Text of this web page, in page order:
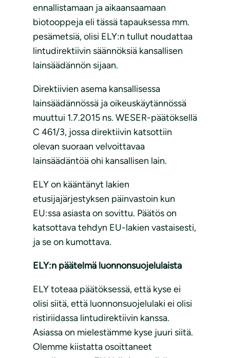
ennallistamaan ja aikaansaamaan
biotooppeja eli tässä tapauksessa mm.
pesämetsiä, olisi ELY:n tullut noudattaa
lintudirektiivin säännöksiä kansallisen
lainsäädännön sijaan.
Direktiivien asema kansallisessa
lainsäädännössä ja oikeuskäytännössä
muuttui 1.7.2015 ns. WESER-päätöksellä
C 461/3, jossa direktiivin katsottiin
olevan suoraan velvoittavaa
lainsäädäntöä ohi kansallisen lain.
ELY on kääntänyt lakien
etusijajärjestyksen päinvastoin kun
EU:ssa asiasta on sovittu. Päätös on
katsottava tehdyn EU-lakien vastaisesti,
ja se on kumottava.
ELY:n päätelmä luonnonsuojelulaista
ELY toteaa päätöksessä, että kyse ei
olisi siitä, että luonnonsuojelulaki ei olisi
ristiriidassa lintudirektiivin kanssa.
Asiassa on mielestämme kyse juuri siitä.
Olemme kiistatta osoittaneet